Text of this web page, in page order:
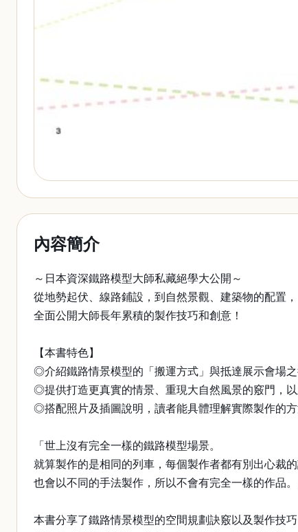
內容簡介
～日本資深鐵路模型大師私藏絕學大公開～
從地勢起伏、線路鋪設，到自然景觀、建築物的配置，
全面公開大師長年累積的製作技巧和創意！
【本書特色】
◎介紹鐵路情景模型的「搬運方式」與抵達展示會場
◎提供打造更真實的情景、重現大自然風景的竅門，以
◎搭配照片及插圖說明，讀者能具體理解實際製作的方
「世上沒有完全一樣的鐵路模型場景。
就算製作的是相同的列車，每個製作者都有別出心裁的
也會以不同的手法製作，所以不會有完全一樣的作品。
本書分享了鐵路情景模型的空間規劃訣竅以及製作技巧